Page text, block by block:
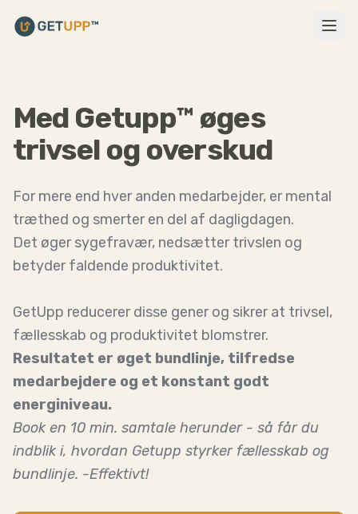
Med Getupp™ øges
trivsel og overskud
For mere end hver anden medarbejder, er mental
træthed og smerter en del af dagligdagen.
Det øger sygefravær, nedsætter trivslen og
betyder faldende produktivitet.
GetUpp reducerer disse gener og sikrer at trivsel,
fællesskab og produktivitet blomstrer.
Resultatet er øget bundlinje, tilfredse
medarbejdere og et konstant godt
energiniveau.
Book en 10 min. samtale herunder - så får du
indblik i, hvordan Getupp styrker fællesskab og
bundlinje. -Effektivt!